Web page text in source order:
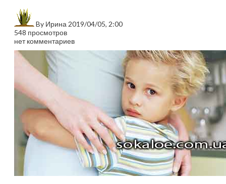
By Ирина 2019/04/05, 2:00
548 просмотров
нет комментариев